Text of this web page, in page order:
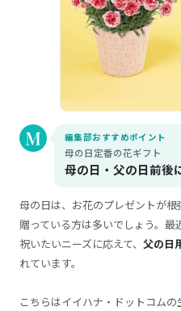
編集部おすすめポイント
母の日定番の花ギフト
母の日・父の日前後
母の日は、お花のプレゼントが
贈っている方は多いでしょう。
祝いたいニーズに応えて、 父の日
れています。
こちらはイイハナ・ドットコム